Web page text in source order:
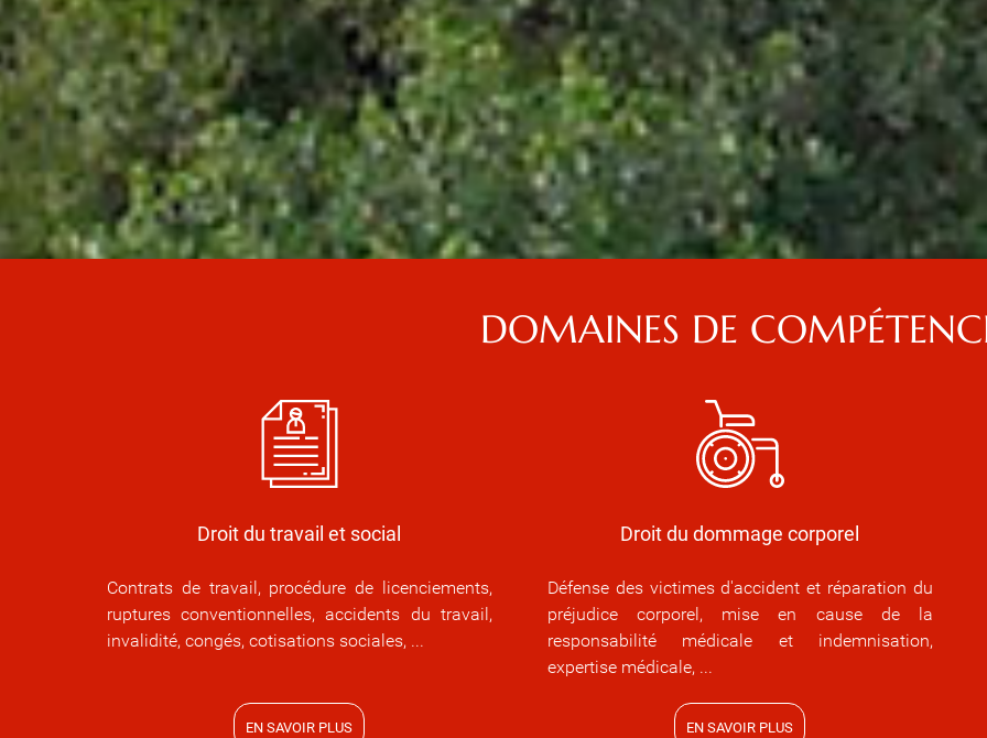
DOMAINES DE
Droit du travail et social
Contrats de travail, procédure de licenciements,
ruptures conventionnelles, accidents du travail,
invalidité, congés, cotisations sociales, ...
EN SAVOIR PLUS
Droit du dommage corporel
Défense des victimes d'accident et réparation du
préjudice corporel, mise en cause de la
responsabilité médicale et indemnisation,
expertise médicale, ...
EN SAVOIR PLUS